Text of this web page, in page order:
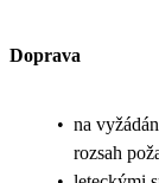
Doprava
• na
rozsah